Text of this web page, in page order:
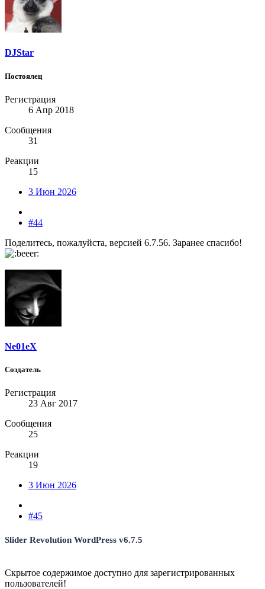
DJStar
Постоялец
Регистрация
6 Апр 2018
Сообщения
31
Реакции
15
3 Июн 2026
#44
Поделитесь, пожалуйста, версией 6.7.56. Заранее спасибо!
Ne01eX
Создатель
Регистрация
23 Авг 2017
Сообщения
25
Реакции
19
3 Июн 2026
#45
Slider Revolution WordPress v6.7.5
Скрытое содержимое доступно для зарегистрированных
пользователей!